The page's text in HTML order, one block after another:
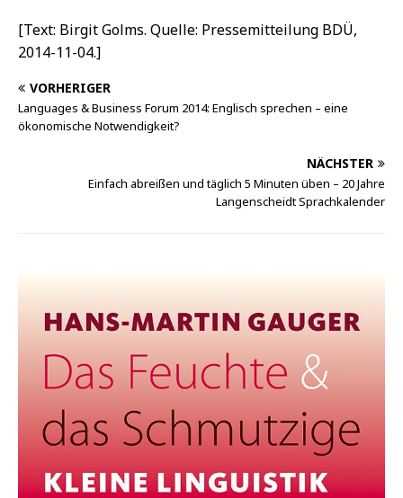
[Text: Birgit Golms. Quelle: Pressemitteilung BDÜ,
2014-11-04.]
VORHERIGER
Languages & Business Forum 2014: Englisch sprechen – eine
ökonomische Notwendigkeit?
NÄCHSTER
Einfach abreißen und täglich 5 Minuten üben – 20 Jahre
Langenscheidt Sprachkalender